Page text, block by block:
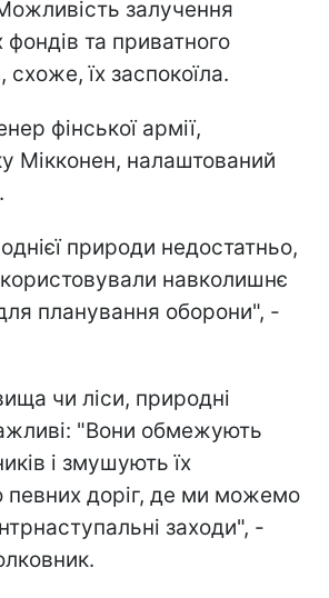
залучення
та приватного
схоже, їх заспокоїла.
фінської армії,
Мікконен, налаштований
природи недостатньо,
навколишнє
планування оборони", -
чи ліси, природні
"Вони обмежують
і змушують їх
певних доріг, де ми можемо
заходи", -